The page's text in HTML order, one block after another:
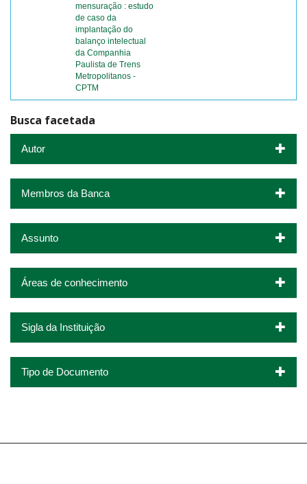
mensuração : estudo
de caso da
implantação do
balanço intelectual
da Companhia
Paulista de Trens
Metropolitanos -
CPTM
Busca facetada
Autor
Membros da Banca
Assunto
Áreas de conhecimento
Sigla da Instituição
Tipo de Documento